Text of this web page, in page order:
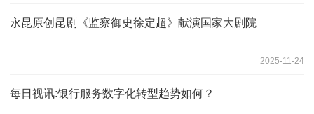
永昆原创昆剧《监察御史徐定超》献演国家大剧院
2025-11-24
每日视讯:银行服务数字化转型趋势如何？